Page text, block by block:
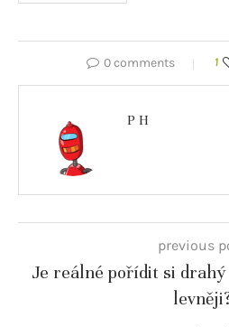
0 comments 1
P H
previous
Je reálné pořídit si